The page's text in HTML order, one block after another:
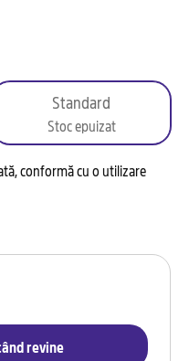
revine
Standard
Stoc epuizat
conformă cu o utilizare